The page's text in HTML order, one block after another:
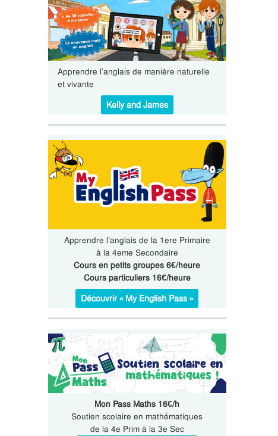
Apprendre l’anglais de manière naturelle
et vivante
Kelly and James
Apprendre l’anglais de la 1ere Primaire
à la 4eme Secondaire
Cours en petits groupes 6€/heure
Cours particuliers 16€/heure
Découvrir « My English Pass »
Mon Pass Maths 16€/h
Soutien scolaire en mathématiques
de la 4e Prim à la 3e Sec